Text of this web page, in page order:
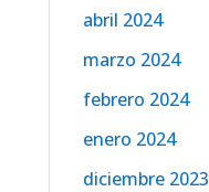
abril 2024
marzo 2024
febrero 2024
enero 2024
diciembre 2023